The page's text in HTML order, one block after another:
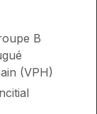
B
(VPH)